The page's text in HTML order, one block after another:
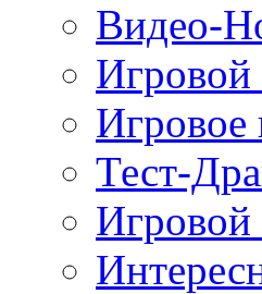
Видео-
Игровой
Игровое
Тест-